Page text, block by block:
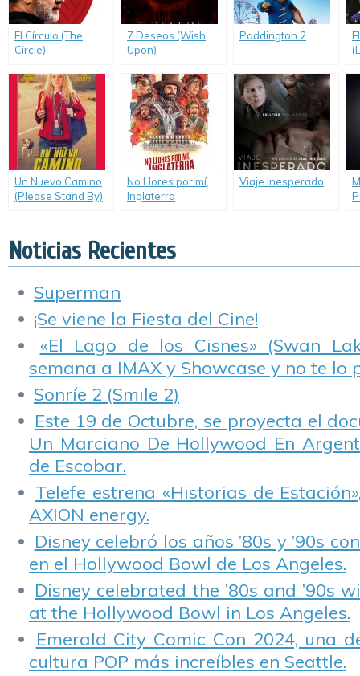
El Círculo (The
Circle)
7 Deseos (Wish
Upon)
Paddington 2
Un Nuevo Camino
(Please Stand By)
No Llores por mí,
Inglaterra
Viaje Inesperado
Noticias Recientes
Superman
¡Se viene la Fiesta del Cine!
«El Lago de los Cisnes» (Swan
semana a IMAX y Showcase y no te lo
Sonríe 2 (Smile 2)
Este 19 de Octubre, se proyecta el
Un Marciano De Hollywood En
de Escobar.
Telefe estrena «Historias de
AXION energy.
Disney celebró los años ’80s y ’90s
en el Hollywood Bowl de Los Angeles.
Disney celebrated the ’80s and ’90s
at the Hollywood Bowl in Los Angeles.
Emerald City Comic Con 2024, una
cultura POP más increíbles en Seattle.